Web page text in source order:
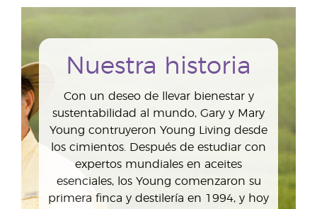
Nuestra historia
Con un deseo de llevar bienestar y
sustentabilidad al mundo, Gary y Mary
Young contruyeron Young Living desde
los cimientos. Después de estudiar con
expertos mundiales en aceites
esenciales, los Young comenzaron su
primera finca y destilería en 1994, y hoy